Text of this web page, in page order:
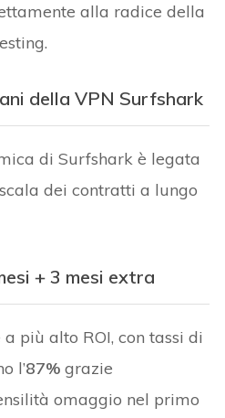
alla radice della
della VPN Surfshark
di Surfshark è legata
dei contratti a lungo
+ 3 mesi extra
a più alto ROI, con tassi di
l’87% grazie
omaggio nel primo